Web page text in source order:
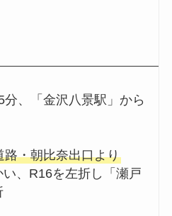
分、「金沢八景駅」から
路・朝比奈出口より
、R16を左折し「瀬戸